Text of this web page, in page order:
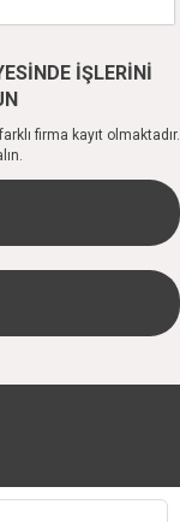
İŞLERİNİ
firma kayıt olmaktadır.